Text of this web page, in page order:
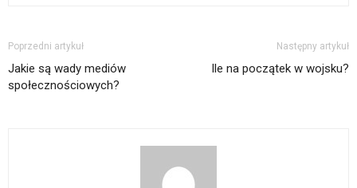
Poprzedni artykuł
Jakie są wady mediów
społecznościowych?
Następny artykuł
Ile na początek w wojsku?